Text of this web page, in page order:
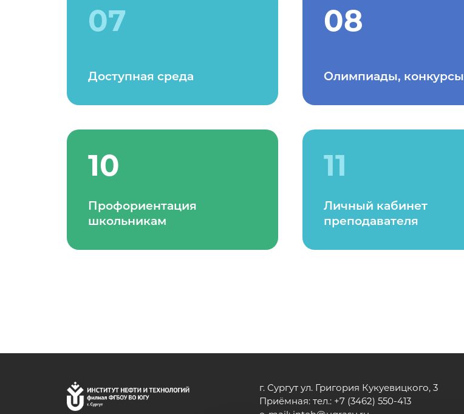
07
Доступная среда
08
Олимпиады, конкурсы
10
Профориентация
школьникам
11
Личный кабинет
преподавателя
г. Сургут ул. Григория Кукуевицкого, 3
Приёмная: тел.: +7 (3462) 550-413